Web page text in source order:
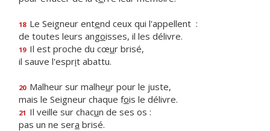
18 Le Seigneur entend ceux qui l'appellent :
de toutes leurs angoisses, il les délivre.
19 Il est proche du cœur brisé,
il sauve l'esprit abattu.
20 Malheur sur malheur pour le juste,
mais le Seigneur chaque fois le délivre.
21 Il veille sur chacun de ses os :
pas un ne sera brisé.